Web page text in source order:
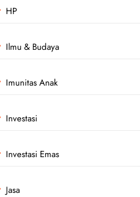
HP
Ilmu & Budaya
Imunitas Anak
Investasi
Investasi Emas
Jasa